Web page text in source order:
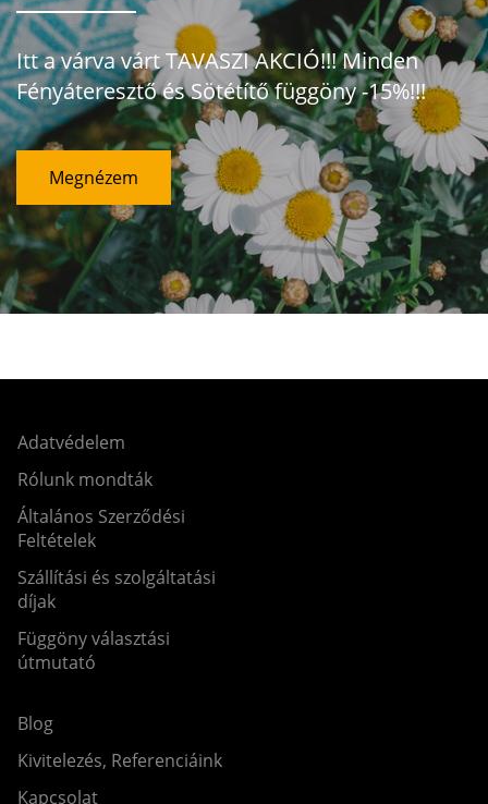
Itt a várva várt TAVASZI AKCIÓ!!! Minden
Fényáteresztő és Sötétítő függöny -15%!!!
Megnézem
Adatvédelem
Rólunk mondták
Általános Szerződési
Feltételek
Szállítási és szolgáltatási
díjak
Függöny választási
útmutató
Blog
Kivitelezés, Referenciáink
Kapcsolat